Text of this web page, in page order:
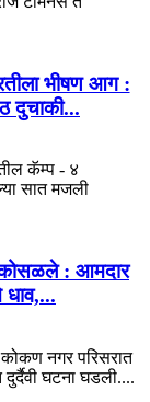
भीषण आग :
दुचाकी...
कॅम्प - ४
सात मजली
कोसळले : आमदार
धाव,...
नगर परिसरात
घटना घडली....